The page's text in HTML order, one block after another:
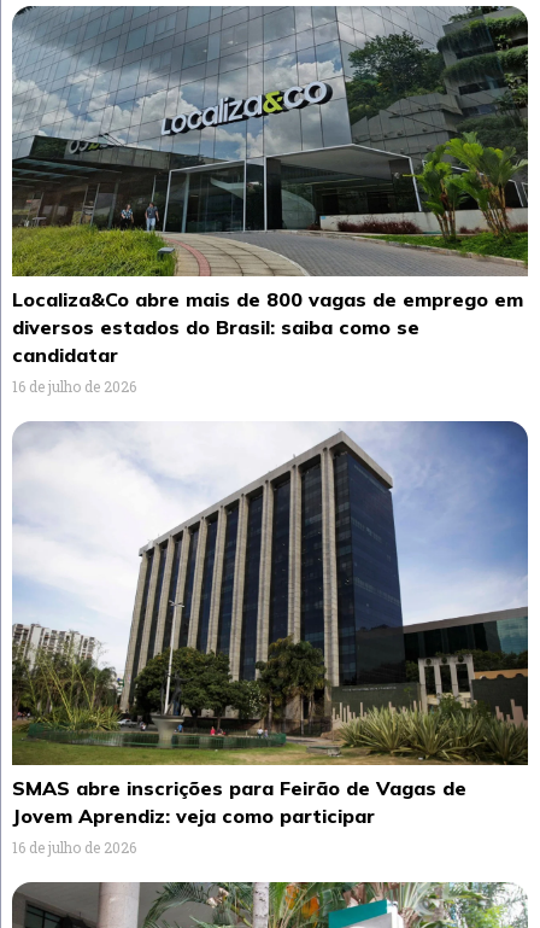
Localiza&Co abre mais de 800 vagas de emprego em
diversos estados do Brasil: saiba como se
candidatar
16 de julho de 2026
SMAS abre inscrições para Feirão de Vagas de
Jovem Aprendiz: veja como participar
16 de julho de 2026